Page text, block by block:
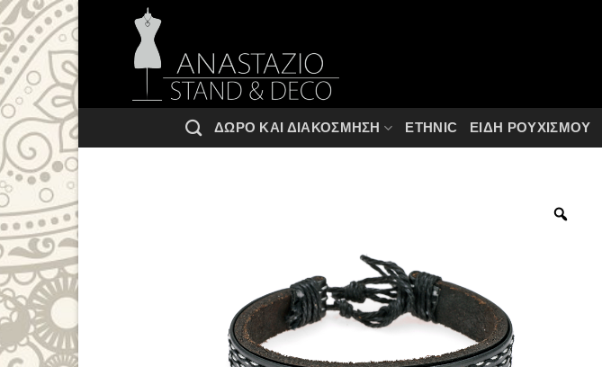
Μετάβαση
στο
περιεχόμενο
ΔΏΡΟ ΚΑΙ ΔΙΑΚΌΣΜΗΣΗ ETHNIC ΕΙΔΗ ΡΟΥΧΙΣΜΟΥ